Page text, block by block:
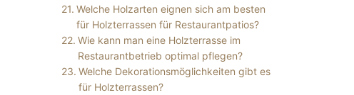
Welche Holzarten eignen sich am besten
für Holzterrassen für Restaurantpatios?
Wie kann man eine Holzterrasse im
Restaurantbetrieb optimal pflegen?
Welche Dekorationsmöglichkeiten gibt es
für Holzterrassen?